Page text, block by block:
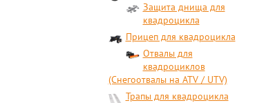
Защита днища для
квадроцикла
Прицеп для квадроцикла
Отвалы для
квадроциклов
(Снегоотвалы на ATV / UTV)
Трапы для квадроцикла